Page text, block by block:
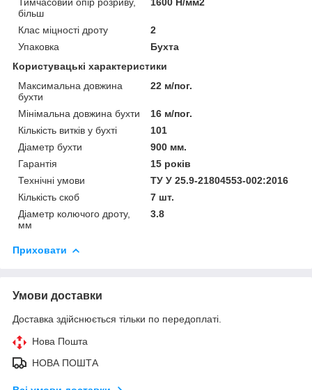
більш
Клас міцності дроту
2
Упаковка
Бухта
Користувацькі характеристики
Максимальна довжина
бухти
22 м/пог.
Мінімальна довжина бухти
16 м/пог.
Кількість витків у бухті
101
Діаметр бухти
900 мм.
Гарантія
15 років
Технічні умови
ТУ У 25.9-21804553-002:2016
Кількість скоб
7 шт.
Діаметр колючого дроту,
мм
3.8
Приховати
Умови доставки
Доставка здійснюється тільки по передоплаті.
Нова Пошта
НОВА ПОШТА